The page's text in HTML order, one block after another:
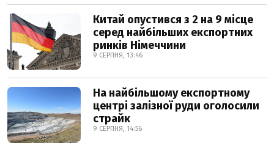
Китай опустився з 2 на 9 місце
серед найбільших експортних
ринків Німеччини
9 СЕРПНЯ, 13:46
На найбільшому експортному
центрі залізної руди оголосили
страйк
9 СЕРПНЯ, 14:56